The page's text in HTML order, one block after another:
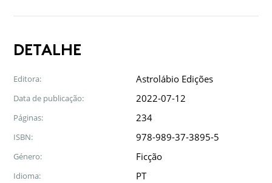
DETALHE
Editora: Astrolábio Edições
Data de publicação: 2022-07-12
Páginas: 234
ISBN: 978-989-37-3895-5
Género: Ficção
Idioma: PT